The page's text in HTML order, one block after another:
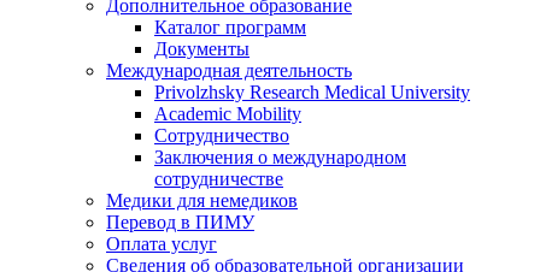
Дополнительное образование
Каталог программ
Документы
Международная деятельность
Privolzhsky Research Medical University
Academic Mobility
Сотрудничество
Заключения о международном
сотрудничестве
Медики для немедиков
Перевод в ПИМУ
Оплата услуг
Сведения об образовательной организации